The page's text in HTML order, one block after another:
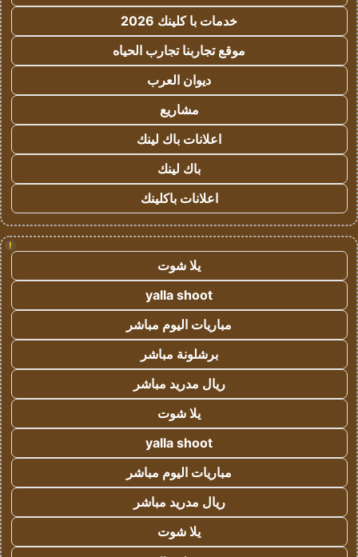
خدمات با كلينك 2026
موقع تجاربنا تجارب الحياه
ديوان العرب
مشاريع
اعلانات باك لينك
باك لينك
اعلانات باكلينك
!
يلا شوت
yalla shoot
مباريات اليوم مباشر
برشلونة مباشر
ريال مدريد مباشر
يلا شوت
yalla shoot
مباريات اليوم مباشر
ريال مدريد مباشر
يلا شوت